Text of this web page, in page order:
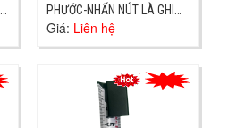
PHƯỚC-NHẤN NÚT LÀ GHI
ÂM- ĐỊA CHỈ ĐỒNG XOÀI
Giá: Liên hệ